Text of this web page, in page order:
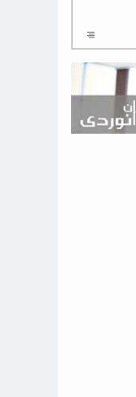
استخدام در صنعت هوانوردی کانادا با آموزش رایگان و حقوق ۱۲۷ هزار